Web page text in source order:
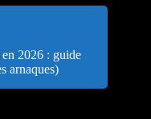
2026 : guide
arnaques)